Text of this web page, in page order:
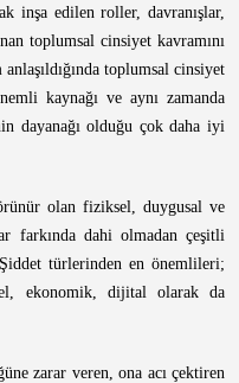
inşa edilen roller, davranışlar,
toplumsal cinsiyet kavramını
toplumsal cinsiyet
kaynağı ve aynı zamanda
dayanağı olduğu çok daha iyi
olan fiziksel, duygusal ve
farkında dahi olmadan çeşitli
türlerinden en önemlileri;
ekonomik, dijital olarak da
zarar veren, ona acı çektiren